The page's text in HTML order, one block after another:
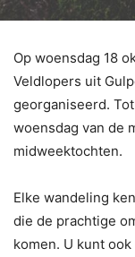
Op woensdag 18
Veldlopers uit
georganiseerd.
woensdag van de
midweektochten.
Elke wandeling
die de prachtige
komen. U kunt